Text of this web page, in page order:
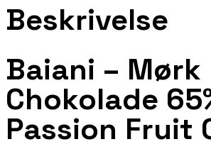
Beskrivelse
Baiani – Mørk
Chokolade
Passion Fruit